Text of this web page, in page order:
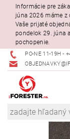
Informácie pre
júna 2026 máme z
Vaše prijaté
pondelok 29. júna
pochopenie.
PO-NE 11-19H -